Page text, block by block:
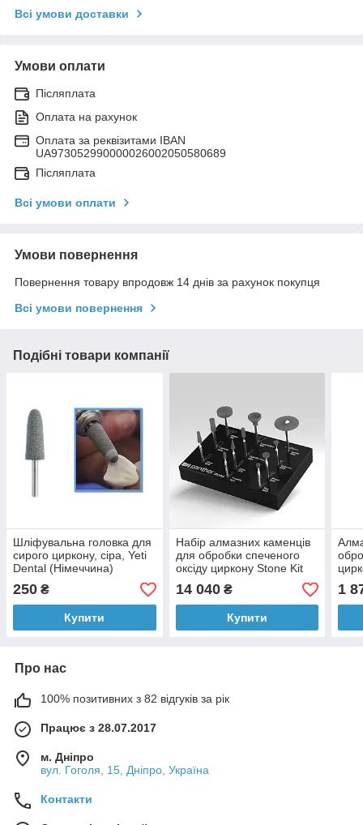
Всі умови доставки
Умови оплати
Післяплата
Оплата на рахунок
Оплата за реквізитами IBAN
UA973052990000026002050580689
Післяплата
Всі умови оплати
Умови повернення
Повернення товару впродовж 14 днів за рахунок покупця
Всі умови повернення
Подібні товари компанії
Шліфувальна головка для
сирого циркону, сіра, Yeti
Dental (Німеччина)
250 ₴
Купити
Набір алмазних каменців
для обробки спеченого
оксіду циркону Stone Kit
12 Panther (Німеччина)
14 040₴
Купити
1
Про нас
100% позитивних з 82 відгуків за рік
Працює з 28.07.2017
м. Дніпро
вул. Гоголя, 15, Дніпро, Україна
Контакти